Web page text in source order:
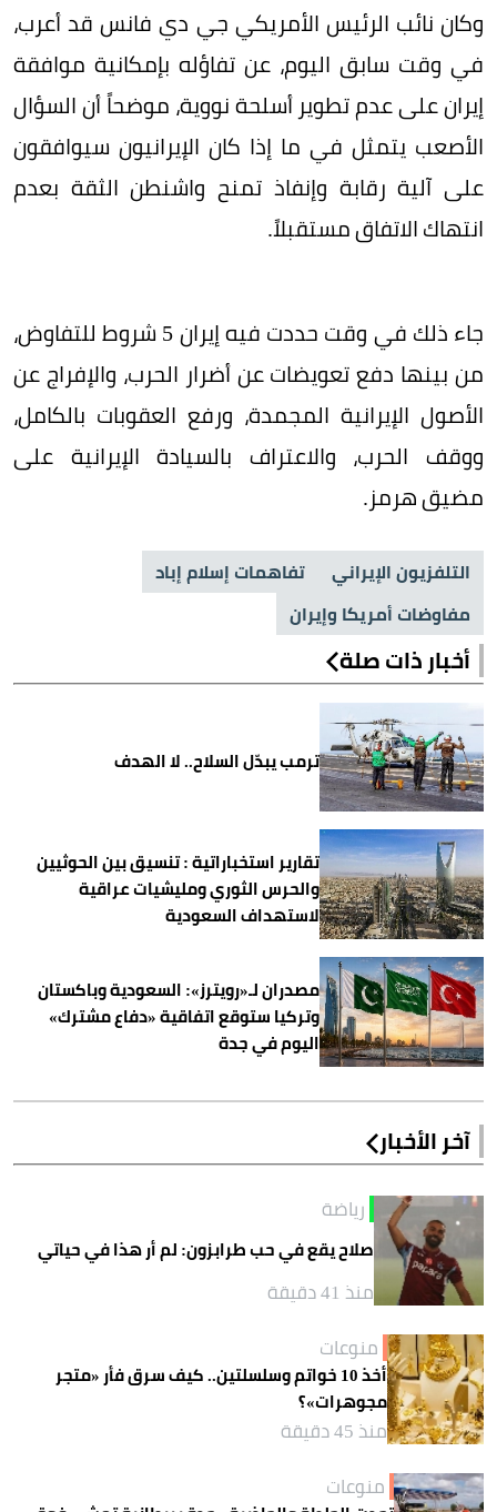
وكان نائب الرئيس الأمريكي جي دي فانس قد أعرب،
في وقت سابق اليوم، عن تفاؤله بإمكانية موافقة
إيران على عدم تطوير أسلحة نووية، موضحاً أن السؤال
الأصعب يتمثل في ما إذا كان الإيرانيون سيوافقون
على آلية رقابة وإنفاذ تمنح واشنطن الثقة بعدم
انتهاك الاتفاق مستقبلاً.
جاء ذلك في وقت حددت فيه إيران 5 شروط للتفاوض،
من بينها دفع تعويضات عن أضرار الحرب، والإفراج عن
الأصول الإيرانية المجمدة، ورفع العقوبات بالكامل،
ووقف الحرب، والاعتراف بالسيادة الإيرانية على
مضيق هرمز.
التلفزيون الإيراني
تفاهمات إسلام إباد
مفاوضات أمريكا وإيران
أخبار ذات صلة
ترمب يبدّل السلاح.. لا الهدف
تقارير استخباراتية : تنسيق بين الحوثيين
والحرس الثوري ومليشيات عراقية
لاستهداف السعودية
مصدران لـ«رويترز»: السعودية وباكستان
وتركيا ستوقع اتفاقية «دفاع مشترك»
اليوم في جدة
آخر الأخبار
رياضة
صلاح يقع في حب طرابزون: لم أر هذا في حياتي
منذ 41 دقيقة
منوعات
أخذ 10 خواتم وسلسلتين.. كيف سرق فأر «متجر
مجوهرات»؟
منذ 45 دقيقة
منوعات